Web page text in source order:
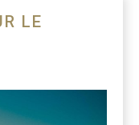
LE